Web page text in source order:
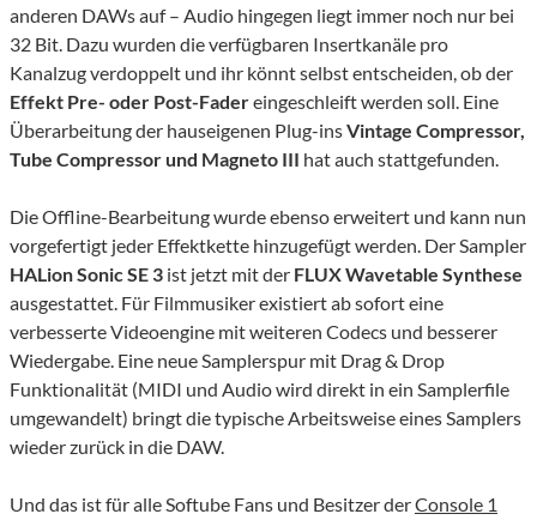
anderen DAWs auf – Audio hingegen liegt immer noch nur bei
32 Bit. Dazu wurden die verfügbaren Insertkanäle pro
Kanalzug verdoppelt und ihr könnt selbst entscheiden, ob der
Effekt Pre- oder Post-Fadereingeschleift werden soll. Eine
Überarbeitung der hauseigenen Plug-insVintage Compressor,
Tube Compressor und Magneto III hat auch stattgefunden.
Die Offline-Bearbeitung wurde ebenso erweitert und kann nun
vorgefertigt jeder Effektkette hinzugefügt werden. Der Sampler
HALion Sonic SE 3 ist jetzt mit der FLUX Wavetable Synthese
ausgestattet. Für Filmmusiker existiert ab sofort eine
verbesserte Videoengine mit weiteren Codecs und besserer
Wiedergabe. Eine neue Samplerspur mit Drag & Drop
Funktionalität (MIDI und Audio wird direkt in ein Samplerfile
umgewandelt) bringt die typische Arbeitsweise eines Samplers
wieder zurück in die DAW.
Und das ist für alle Softube Fans und Besitzer derConsole 1